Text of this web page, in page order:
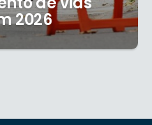
2026